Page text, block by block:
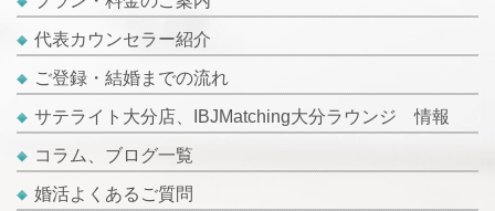
代表カウンセラー紹介
ご登録・結婚までの流れ
サテライト大分店、IBJMatching大分ラウンジ 情報
コラム、ブログ一覧
婚活よくあるご質問